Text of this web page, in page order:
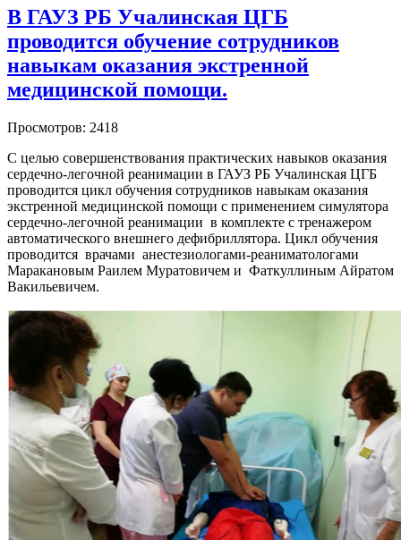
В ГАУЗ РБ Учалинская ЦГБ
проводится обучение сотрудников
навыкам оказания экстренной
медицинской помощи.
Просмотров: 2418
С целью совершенствования практических навыков оказания
сердечно-легочной реанимации в ГАУЗ РБ Учалинская ЦГБ
проводится цикл обучения сотрудников навыкам оказания
экстренной медицинской помощи с применением симулятора
сердечно-легочной реанимации в комплекте с тренажером
автоматического внешнего дефибриллятора. Цикл обучения
проводится врачами анестезиологами-реаниматологами
Маракановым Раилем Муратовичем и Фаткуллиным Айратом
Вакильевичем.